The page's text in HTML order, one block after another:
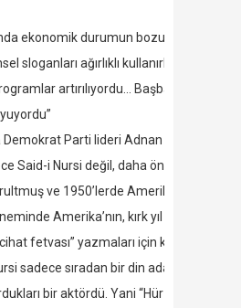
ekonomik durumun bozulmasına
sloganları ağırlıklı kullanırken,
artırılıyordu… Başbakan
Parti lideri Adnan Menderes
Said-i Nursi değil, daha önce
ve 1950’lerde Amerikan güdümlü
Amerika’nın, kırk yıl önce
fetvası” yazmaları için kullanacaktı.
sadece sıradan bir din adamı değildi,
bir aktördü. Yani “Hür Adam” değil